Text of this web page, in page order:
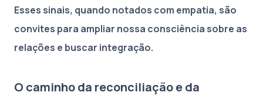
Esses sinais, quando notados com empatia, são
convites para ampliar nossa consciência sobre as
relações e buscar integração.
O caminho da reconciliação e da